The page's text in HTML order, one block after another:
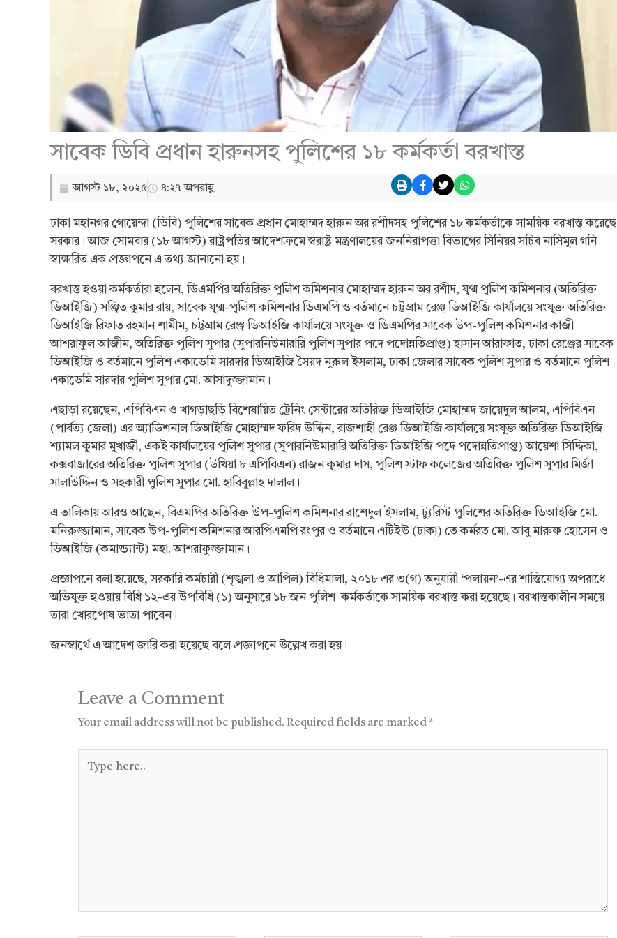
সাবেক ডিবি প্রধান হারুনসহ পুলিশের ১৮ কর্মকর্তা বরখাস্ত
আগস্ট ১৮, ২০২৫ ৪:২৭ অপরাহ্ণ
ঢাকা মহানগর গোয়েন্দা (ডিবি) পুলিশের সাবেক প্রধান মোহাম্মদ হারুন অর রশীদসহ পুলিশের ১৮ কর্মকর্তাকে সাময়িক বরখাস্ত করেছে
সরকার। আজ সোমবার (১৮ আগস্ট) রাষ্ট্রপতির আদেশক্রমে স্বরাষ্ট্র মন্ত্রণালয়ের জননিরাপত্তা বিভাগের সিনিয়র সচিব নাসিমুল গনি
স্বাক্ষরিত এক প্রজ্ঞাপনে এ তথ্য জানানো হয়।
বরখাস্ত হওয়া কর্মকর্তারা হলেন, ডিএমপির অতিরিক্ত পুলিশ কমিশনার মোহাম্মদ হারুন অর রশীদ, যুগ্ম পুলিশ কমিশনার (অতিরিক্ত
ডিআইজি) সঞ্জিত কুমার রায়, সাবেক যুগ্ম-পুলিশ কমিশনার ডিএমপি ও বর্তমানে চট্টগ্রাম রেঞ্জ ডিআইজি কার্যালয়ে সংযুক্ত অতিরিক্ত
ডিআইজি রিফাত রহমান শামীম, চট্টগ্রাম রেঞ্জ ডিআইজি কার্যালয়ে সংযুক্ত ও ডিএমপির সাবেক উপ-পুলিশ কমিশনার কাজী
আশরাফুল আজীম, অতিরিক্ত পুলিশ সুপার (সুপারনিউমারারি পুলিশ সুপার পদে পদোন্নতিপ্রাপ্ত) হাসান আরাফাত, ঢাকা রেঞ্জের সাবেক
ডিআইজি ও বর্তমানে পুলিশ একাডেমি সারদার ডিআইজি সৈয়দ নুরুল ইসলাম, ঢাকা জেলার সাবেক পুলিশ সুপার ও বর্তমানে পুলিশ
একাডেমি সারদার পুলিশ সুপার মো. আসাদুজ্জামান।
এছাড়া রয়েছেন, এপিবিএন ও খাগড়াছড়ি বিশেষায়িত ট্রেনিং সেন্টারের অতিরিক্ত ডিআইজি মোহাম্মদ জায়েদুল আলম, এপিবিএন
(পার্বত্য জেলা) এর অ্যাডিশনাল ডিআইজি মোহাম্মদ ফরিদ উদ্দিন, রাজশাহী রেঞ্জ ডিআইজি কার্যালয়ে সংযুক্ত অতিরিক্ত ডিআইজি
শ্যামল কুমার মুখার্জী, একই কার্যালয়ের পুলিশ সুপার (সুপারনিউমারারি অতিরিক্ত ডিআইজি পদে পদোন্নতিপ্রাপ্ত) আয়েশা সিদ্দিকা,
কক্সবাজারের অতিরিক্ত পুলিশ সুপার (উখিয়া ৮ এপিবিএন) রাজন কুমার দাস, পুলিশ স্টাফ কলেজের অতিরিক্ত পুলিশ সুপার মির্জা
সালাউদ্দিন ও সহকারী পুলিশ সুপার মো. হাবিবুল্লাহ দালাল।
এ তালিকায় আরও আছেন, বিএমপির অতিরিক্ত উপ-পুলিশ কমিশনার রাশেদুল ইসলাম, ট্যুরিস্ট পুলিশের অতিরিক্ত ডিআইজি মো.
মনিরুজ্জামান, সাবেক উপ-পুলিশ কমিশনার আরপিএমপি রংপুর ও বর্তমানে এটিইউ (ঢাকা) তে কর্মরত মো. আবু মারুফ হোসেন ও
ডিআইজি (কমান্ড্যান্ট) মহা. আশরাফুজ্জামান।
প্রজ্ঞাপনে বলা হয়েছে, সরকারি কর্মচারী (শৃঙ্খলা ও আপিল) বিধিমালা, ২০১৮ এর ৩(গ) অনুযায়ী ‘পলায়ন’-এর শাস্তিযোগ্য অপরাধে
অভিযুক্ত হওয়ায় বিধি ১২-এর উপবিধি (১) অনুসারে ১৮ জন পুলিশ কর্মকর্তাকে সাময়িক বরখাস্ত করা হয়েছে। বরখাস্তকালীন সময়ে
তারা খোরপোষ ভাতা পাবেন।
জনস্বার্থে এ আদেশ জারি করা হয়েছে বলে প্রজ্ঞাপনে উল্লেখ করা হয়।
Leave a Comment
Your email address will not be published. Required fields are marked*
here..